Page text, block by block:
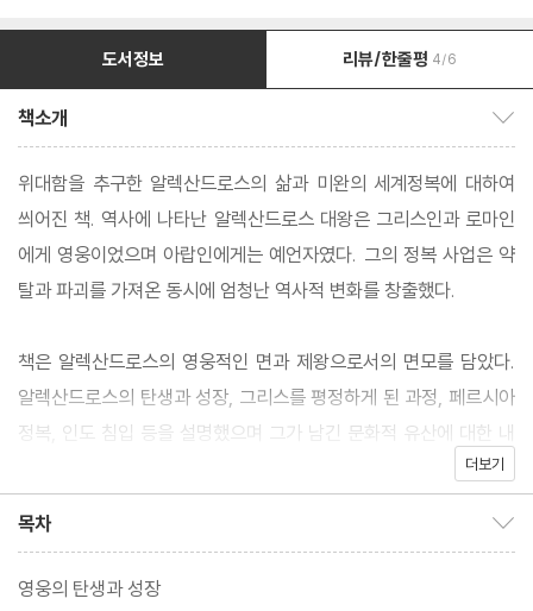
도서정보 리뷰/한줄평 4/6
책소개
위대함을 추구한 알렉산드로스의 삶과 미완의 세계정복에 대하여
씌어진 책. 역사에 나타난 알렉산드로스 대왕은 그리스인과 로마인
에게 영웅이었으며 아랍인에게는 예언자였다. 그의 정복 사업은 약
탈과 파괴를 가져온 동시에 엄청난 역사적 변화를 창출했다.
책은 알렉산드로스의 영웅적인 면과 제왕으로서의 면모를 담았다.
알렉산드로스의 탄생과 성장, 그리스를 평정하게 된 과정, 페르시아
정복, 인도 침입 등을 설명했으며 그가 남긴 문화적 유산에 대한 내
용을 담았다. 또한 유럽과 근동문화의 토대가 된 헬레니즘과 그리스
더보기
목차
영웅의 탄생과 성장